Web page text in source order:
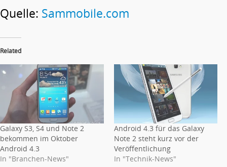
Quelle: Sammobile.com
Related
Galaxy S3, S4 und Note 2
bekommen im Oktober
Android 4.3
In "Branchen-News"
Android 4.3 für das Galaxy
Note 2 steht kurz vor der
Veröffentlichung
In "Technik-News"